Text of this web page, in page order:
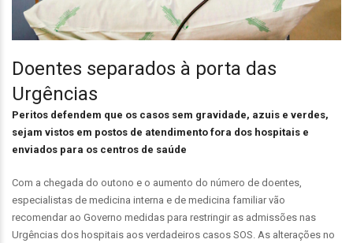
Doentes separados à porta das
Urgências
Peritos defendem que os casos sem gravidade, azuis e verdes,
sejam vistos em postos de atendimento fora dos hospitais e
enviados para os centros de saúde
Com a chegada do outono e o aumento do número de doentes,
especialistas de medicina interna e de medicina familiar vão
recomendar ao Governo medidas para restringir as admissões nas
Urgências dos hospitais aos verdadeiros casos SOS. As alterações no